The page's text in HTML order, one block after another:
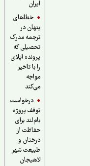
خطاهای
پنهان در
ترجمه مدرک
تحصیلی که
پرونده اپلای
را با تاخیر
درخواست
توقف پروژه
بام‌لند برای
حفاظت از
درختان و
طبیعت شهر
لاهیجان